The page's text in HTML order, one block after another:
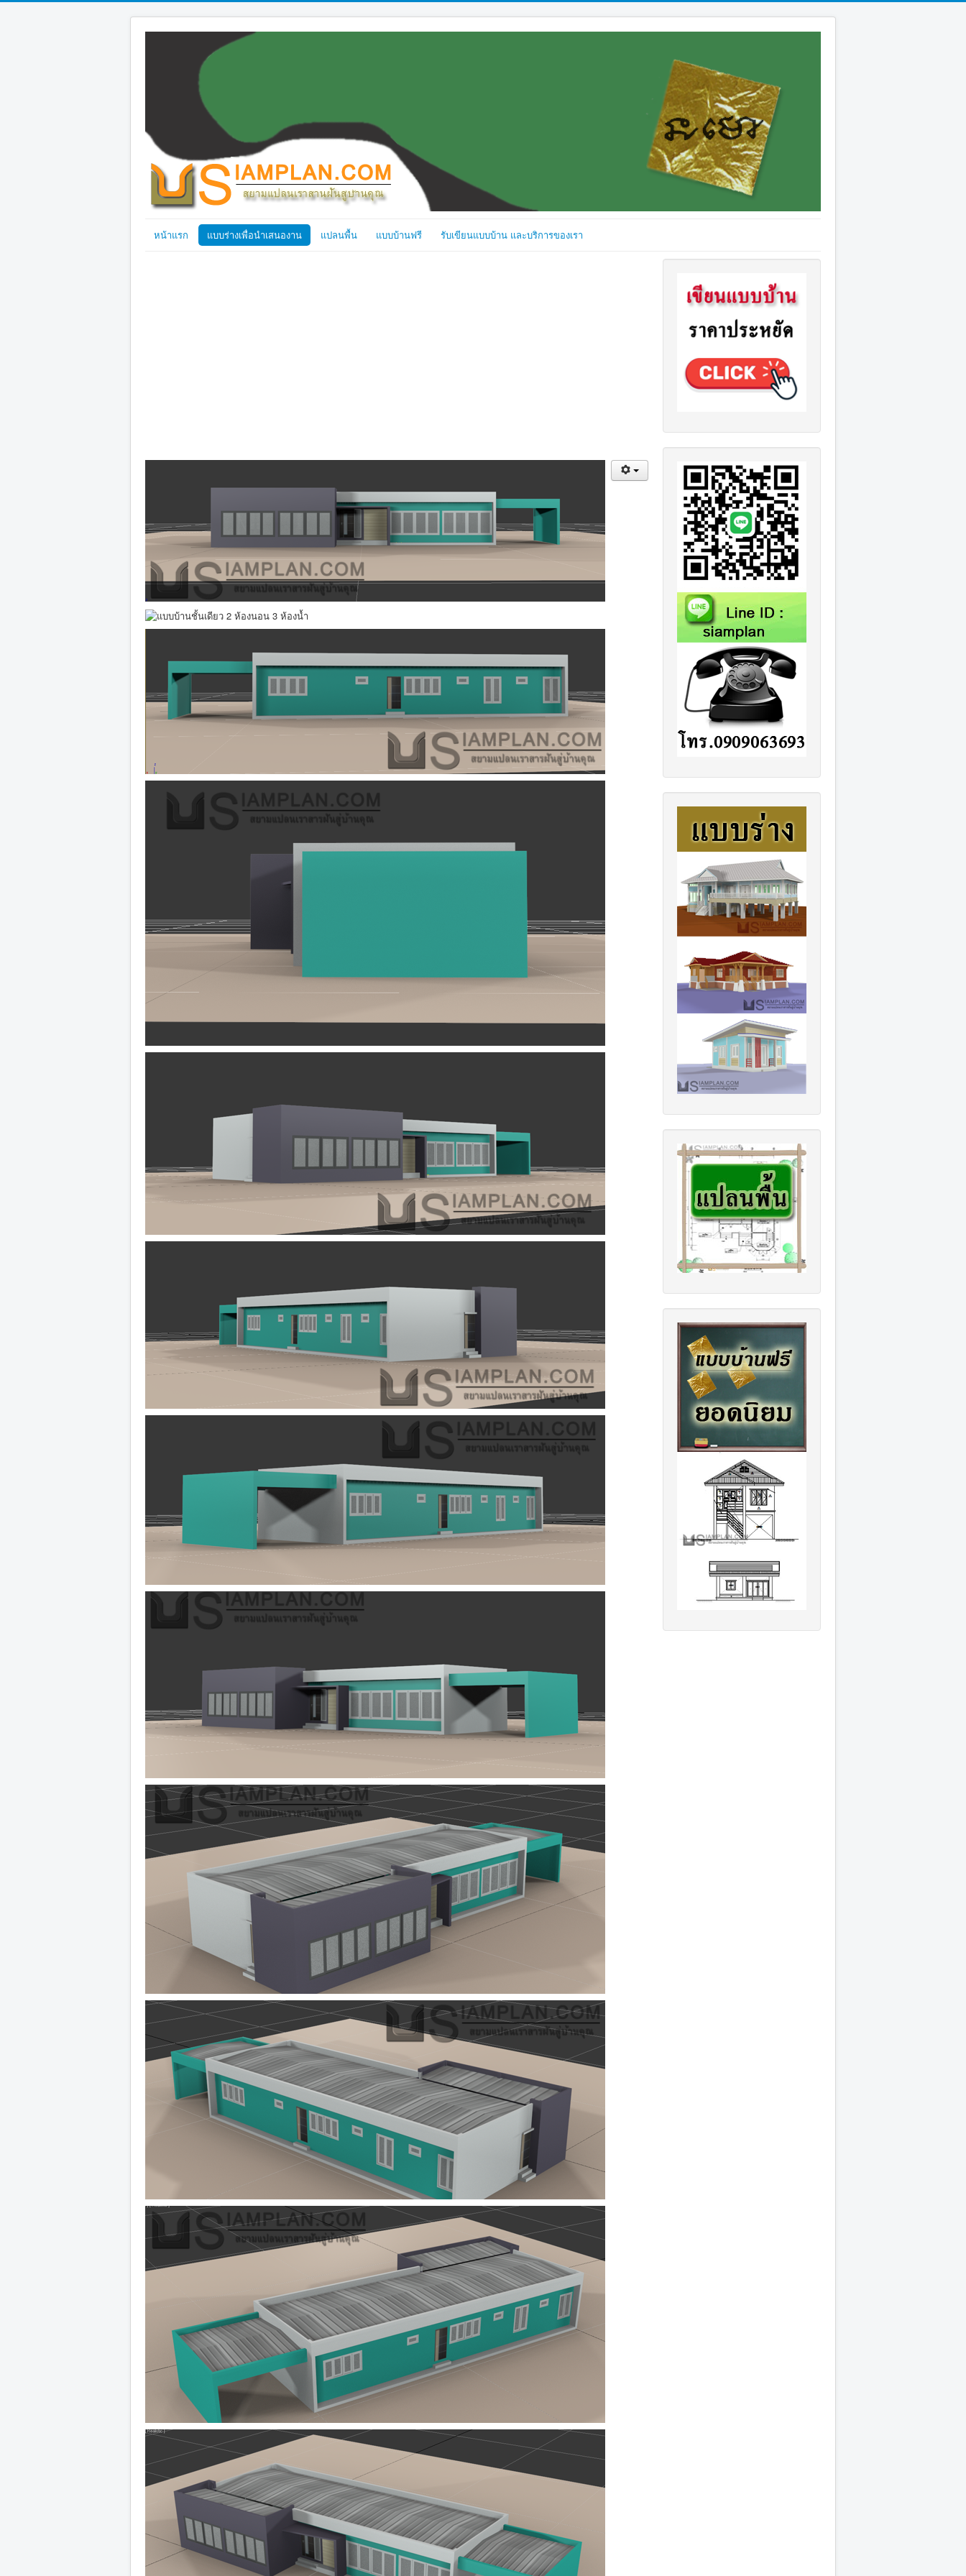
หน้าแรก แบบร่างเพื่อนำเสนองาน แปลนพื้น แบบบ้านฟรี รับเขียนแบบบ้าน และบริการของเรา